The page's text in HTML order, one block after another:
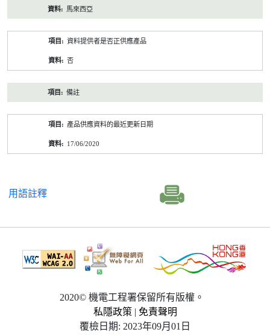
馬來西亞
資料提供者是否正供應產品
否
備註
產品供應資料的最近更新日期
17/06/2020
用語註釋
2020© 機電工程署保留所有版權。
私隱政策 | 免責聲明
覆檢日期: 2023年09月01日